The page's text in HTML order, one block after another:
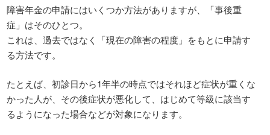
障害年金の申請にはいくつか方法がありますが、「事後重
症」はそのひとつ。
これは、過去ではなく「現在の障害の程度」をもとに申請す
る方法です。
たとえば、初診日から1年半の時点ではそれほど症状が重くな
かった人が、その後症状が悪化して、はじめて等級に該当す
るようになった場合などが対象になります。